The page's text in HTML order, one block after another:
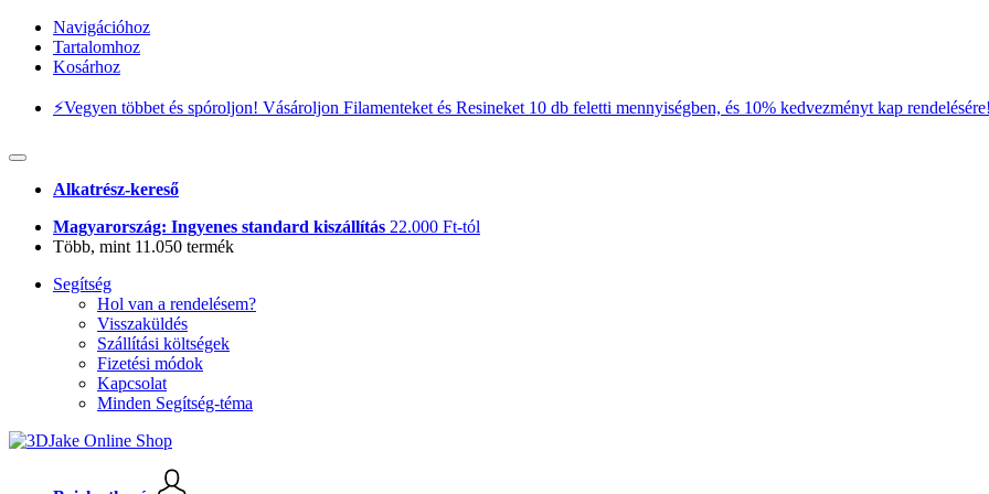
Navigációhoz
Tartalomhoz
Kosárhoz
⚡️Vegyen többet és spóroljon! Vásároljon Filamenteket és Resineket 10 db feletti mennyiségben, és 10% kedvezményt kap
Alkatrész-kereső
Magyarország: Ingyenes standard kiszállítás 22.000 Ft-tól
Több, mint 11.050 termék
Segítség
Hol van a rendelésem?
Visszaküldés
Szállítási költségek
Fizetési módok
Kapcsolat
Minden Segítség-téma